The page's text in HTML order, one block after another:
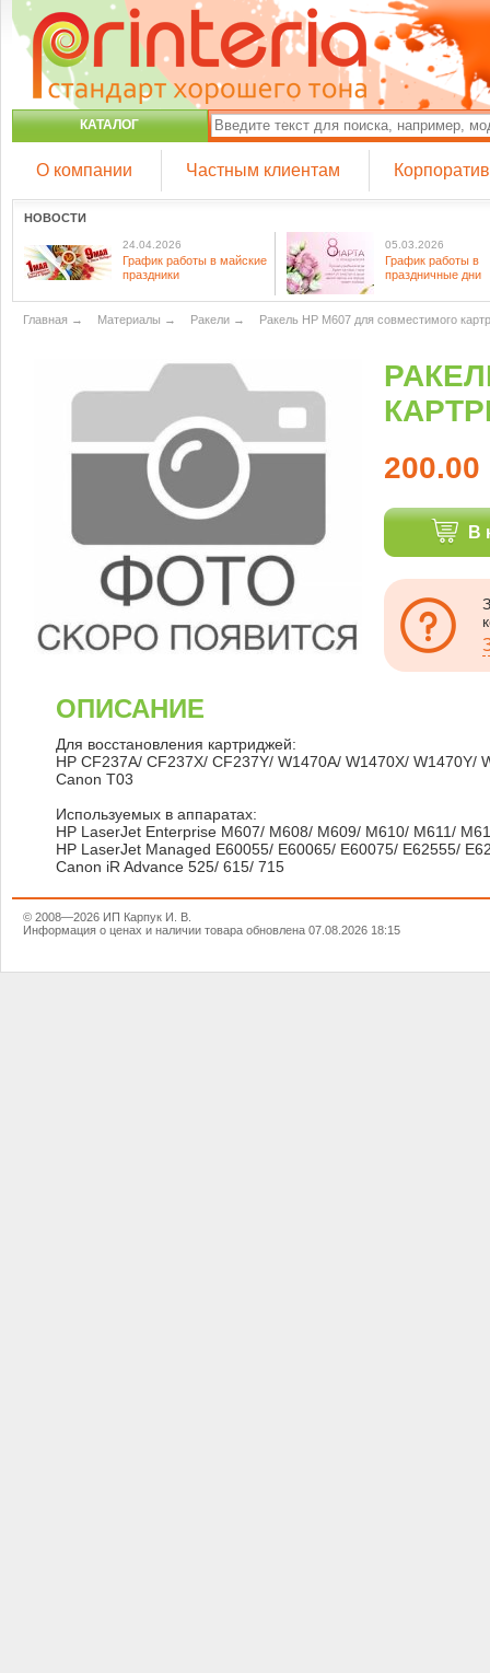
КАТАЛОГ
О компании Частным клиентам
НОВОСТИ
24.04.2026
График работы в майские
праздники
05.03.2026
График работы в
праздничные дни
Главная → Материалы → Ракели → Ракель HP M607 для совместимого
200.00
В
ОПИСАНИЕ
Для восстановления картриджей:
HP CF237A/ CF237X/ CF237Y/ W1470A/ W1470X/ W1470Y/
Canon T03
Используемых в аппаратах:
HP LaserJet Enterprise M607/ M608/ M609/ M610/ M611/
HP LaserJet Managed E60055/ E60065/ E60075/ E62555/
Canon iR Advance 525/ 615/ 715
© 2008—2026 ИП Карпук И. В.
Информация о ценах и наличии товара обновлена 07.08.2026 18:15